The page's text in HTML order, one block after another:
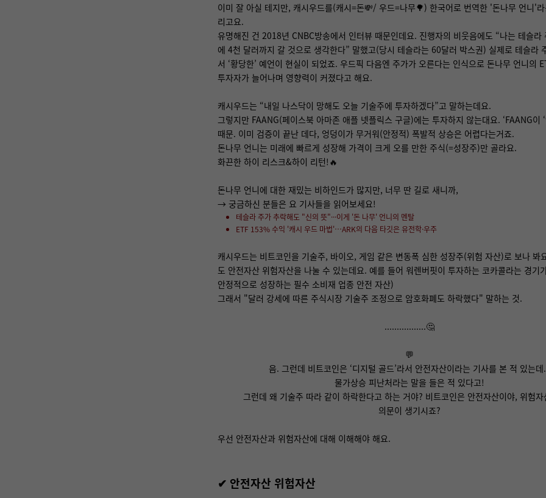
이미 잘 아실 테지만, 캐시우드를(캐시=돈💸/ 우드=나무🌳) 한국어로 번역한 '돈나무 언니'
리고요.
유명해진 건 2018년 CNBC방송에서 인터뷰 때문인데요. 진행자의 비웃음에도 “나는 테슬라
에 4천 달러까지 갈 것으로 생각한다” 말했고(당시 테슬라는 60달러 박스권) 실제로 테슬라
서 ‘황당한’ 예언이 현실이 되었죠. 우드픽 다음엔 주가가 오른다는 인식으로 돈나무 언니의
투자자가 늘어나며 영향력이 커졌다고 해요.
캐시우드는 “내일 나스닥이 망해도 오늘 기술주에 투자하겠다”고 말하는데요.
그렇지만 FAANG(페이스북 아마존 애플 넷플릭스 구글)에는 투자하지 않는대요. ‘FAANG이 ‘
때문. 이미 검증이 끝난 데다, 엉덩이가 무거워(안정적) 폭발적 상승은 어렵다는거죠.
돈나무 언니는 미래에 빠르게 성장해 가격이 크게 오를 만한 주식(=성장주)만 골라요.
화끈한 하이 리스크&하이 리턴!🔥
돈나무 언니에 대한 재밌는 비하인드가 많지만, 너무 딴 길로 새니까,
→ 궁금하신 분들은 요 기사들을 읽어보세요!
테슬라 주가 추락해도 "신의 뜻"···이게 '돈 나무' 언니의 멘탈
ETF 153% 수익 '캐시 우드 마법'…ARK의 다음 타깃은 유전학·우주
캐시우드는 비트코인을 기술주, 바이오, 게임 같은 변동폭 심한 성장주(위험 자산)로 보나 봐
도 안전자산 위험자산을 나눌 수 있는데요. 예를 들어 워렌버핏이 투자하는 코카콜라는 경기
안정적으로 성장하는 필수 소비재 업종 안전 자산)
그래서 "달러 강세에 따른 주식시장 기술주 조정으로 암호화폐도 하락했다" 말하는 것.
.................🤔
💬
음. 그런데 비트코인은 ‘디지털 골드’라서 안전자산이라는 기사를 본 적 있는데
물가상승 피난처라는 말을 들은 적 있다고!
그런데 왜 기술주 따라 같이 하락한다고 하는 거야? 비트코인은 안전자산이야, 위험자
의문이 생기시죠?
우선 안전자산과 위험자산에 대해 이해해야 해요.
✔ 안전자산 위험자산